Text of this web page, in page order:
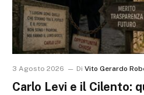
3 Agosto 2026 Di Vito Gerardo
Carlo Levi e il Cilento: